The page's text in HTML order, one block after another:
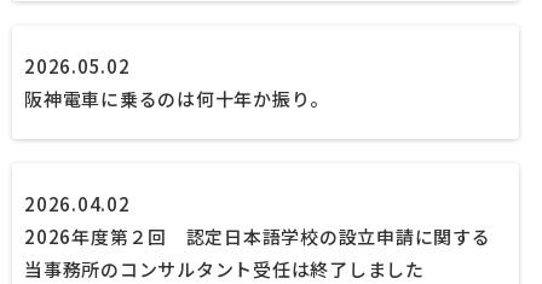
2026.05.02
阪神電車に乗るのは何十年か振り。
2026.04.02
2026年度第２回 認定日本語学校の設立申請に関する
当事務所のコンサルタント受任は終了しました